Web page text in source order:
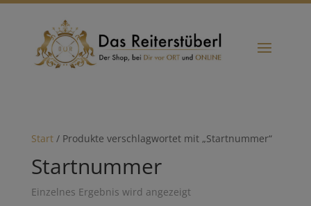
Start/ Produkte verschlagwortet mit „Startnummer“
Startnummer
Einzelnes Ergebnis wird angezeigt